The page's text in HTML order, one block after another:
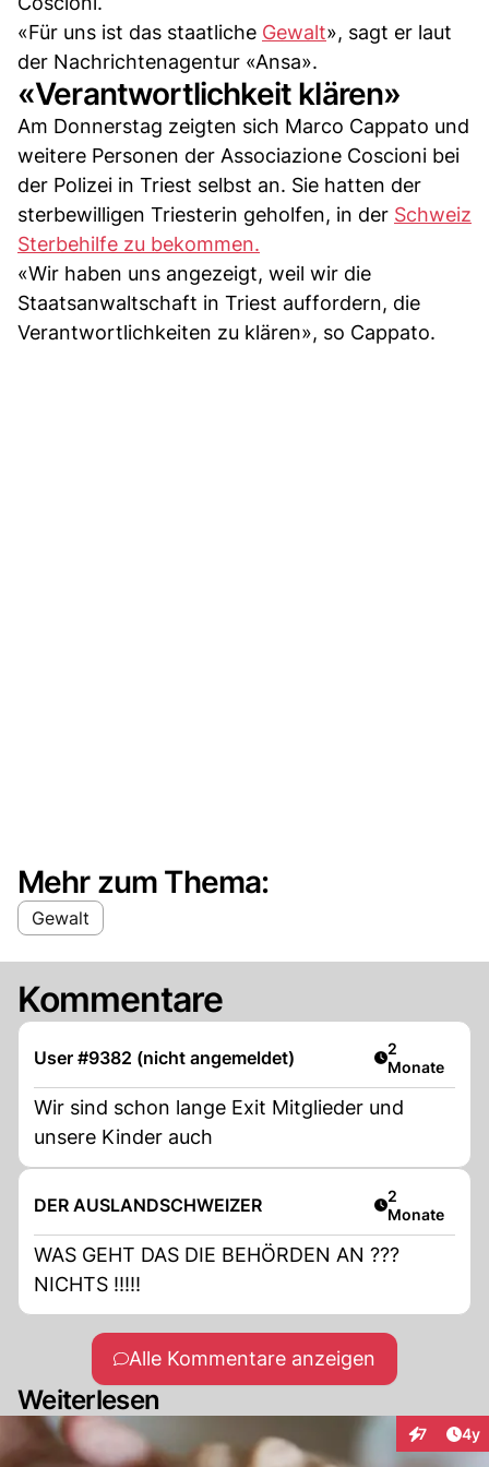
«Für uns ist das staatliche Gewalt», sagt er laut
der Nachrichtenagentur «Ansa».
«Verantwortlichkeit klären»
Am Donnerstag zeigten sich Marco Cappato und
weitere Personen der Associazione Coscioni bei
der Polizei in Triest selbst an. Sie hatten der
sterbewilligen Triesterin geholfen, in der Schweiz
Sterbehilfe zu bekommen.
«Wir haben uns angezeigt, weil wir die
Staatsanwaltschaft in Triest auffordern, die
Verantwortlichkeiten zu klären», so Cappato.
Mehr zum Thema:
Gewalt
Kommentare
User #9382 (nicht angemeldet) Artikel
2
Monate
Wir sind schon lange Exit Mitglieder und
unsere Kinder auch
DER AUSLANDSCHWEIZER Artikel
2
Monate
WAS GEHT DAS DIE BEHÖRDEN AN ???
NICHTS !!!!!
Alle Kommentare anzeigen
Weiterlesen
7 4y